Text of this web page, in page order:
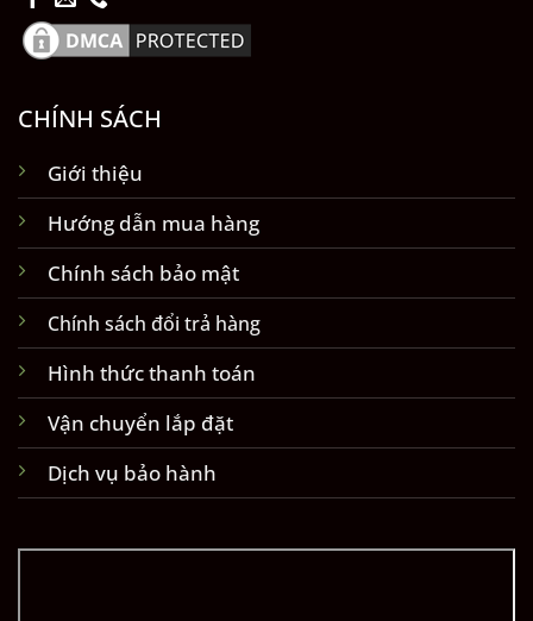
CHÍNH SÁCH
Giới thiệu
Hướng dẫn mua hàng
Chính sách bảo mật
Chính sách đổi trả hàng
Hình thức thanh toán
Vận chuyển lắp đặt
Dịch vụ bảo hành